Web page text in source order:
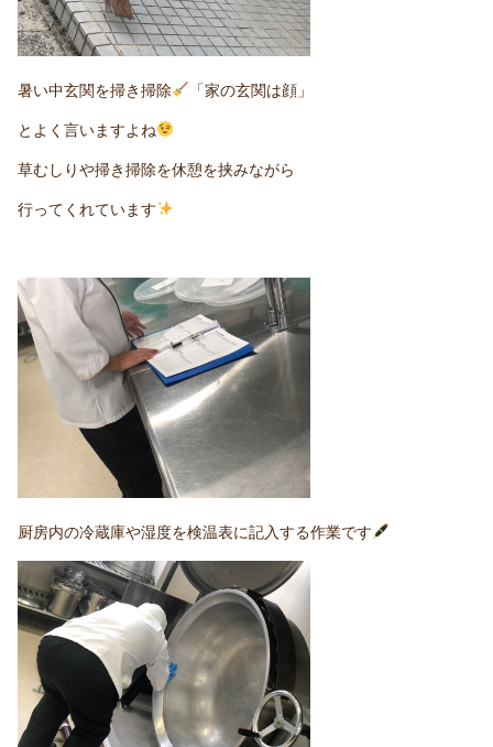
暑い中玄関を掃き掃除 「家の玄関は顔」
とよく言いますよね
草むしりや掃き掃除を休憩を挟みながら
行ってくれています
厨房内の冷蔵庫や湿度を検温表に記入する作業です